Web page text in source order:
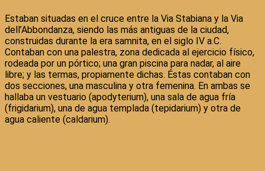
Estaban situadas en el cruce entre la Via Stabiana y la Via
dell’Abbondanza, siendo las más antiguas de la ciudad,
construidas durante la era samnita, en el siglo IV a.C.
Contaban con una palestra, zona dedicada al ejercicio físico,
rodeada por un pórtico; una gran piscina para nadar, al aire
libre; y las termas, propiamente dichas. Éstas contaban con
dos secciones, una masculina y otra femenina. En ambas se
hallaba un vestuario (apodyterium), una sala de agua fría
(frigidarium), una de agua templada (tepidarium) y otra de
agua caliente (caldarium).